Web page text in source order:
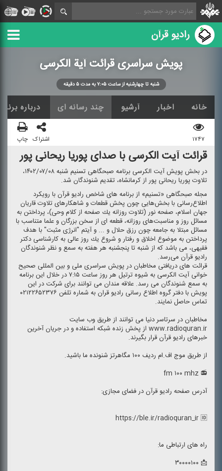
رادیو قرآن
پویش سراسری قرائت آیة الكرسی
شنبه تا چهارشنبه از ساعت ۷:۰۵ به مدت ۵ دقیقه
خانه اخبار آرشیو چند رسانه ای درباره
۱۷۴۷ اشتراک چاپ
قرائت آیت الكرسی با صدای پوریا ریحانی پور
در بخش پویش آیت الكرسی برنامه صبحگاهی تسنیم شنبه ۱۴۰۲/۰۷/۰۸،
تلاوت پوریا ریحانی پور از‌ كرمانشاه، تقدیم شنوندگان شد.
مجله صبحگاهی «تسنیم» از برنامه های شاخص رادیو قرآن با رویكرد
اطلاع‌رسانی با بخش‌هایی چون پخش قطعات و شاهكارهای تلاوت قاریان
جهان اسلام، صفحه نور (تلاوت روزانه یك صفحه از كلام وحی)، پرداختن به
مسائل روز و مناسبت‌های روزانه، قطعه ای از سخن بزرگان و علما متناسب با
مسائل مبتلا به جامعه چون رزق حلال و ... و آیتم "انرژی مثبت" با هدف
پرداختن به موضوع اخلاق و رفتار و شروع یك روز عالی به كارشناسی دكتر
فقیهی، می باشد كه از شنبه تا پنجشنبه هر هفته به سمع و نظر شنوندگان
رادیو قرآن می‌رسد.
قرائت های دریافتی مخاطبان در پویش سراسری ملی و بین المللی صحیح
خوانی آیت الكرسی به شیوه ترتیل هر روز ساعت ۷:۱۵ در خلال این برنامه
به سمع شنوندگان می رسد. علاقه مندان می توانند برای شركت در این
پویش با دفتر گروه اطلاع رسانی رادیو قران به شماره تلفن ۰۲۱۲۲۶۵۲۳۷۶
تماس حاصل نمایند.
مخاطبان در سرتاسر دنیا می توانند از طریق وب سایت
www.radioquran.ir از پخش زنده شبكه استفاده و در جریان آخرین
خبرهای رادیو قرآن قرار بگیرند.
از طریق موج اف.ام ردیف ۱۰۰ مگاهرتز شنونده ما باشید.
📻 fm ۱۰۰ mhz
آدرس صفحه رادیو قرآن در فضای مجازی:
https://ble.ir/radioquran_ir 🆔
راه های ارتباطی ما:
📩 ۳۰۰۰۰۱۰۰